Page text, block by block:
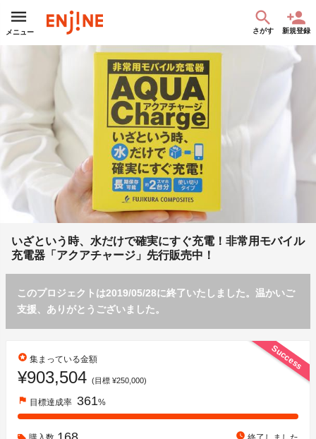
メニュー さがす 新規登録
いざという時、水だけで確実にすぐ充電！非常用モバイル
充電器「アクアチャージ」先行販売中！
このプロジェクトは2019/05/28に終了いたしました。温かいご
支援、ありがとうございました。
Success
stars 集まっている金額
¥903,504 (目標 ¥250,000)
flag 目標達成率 361%
watch_later